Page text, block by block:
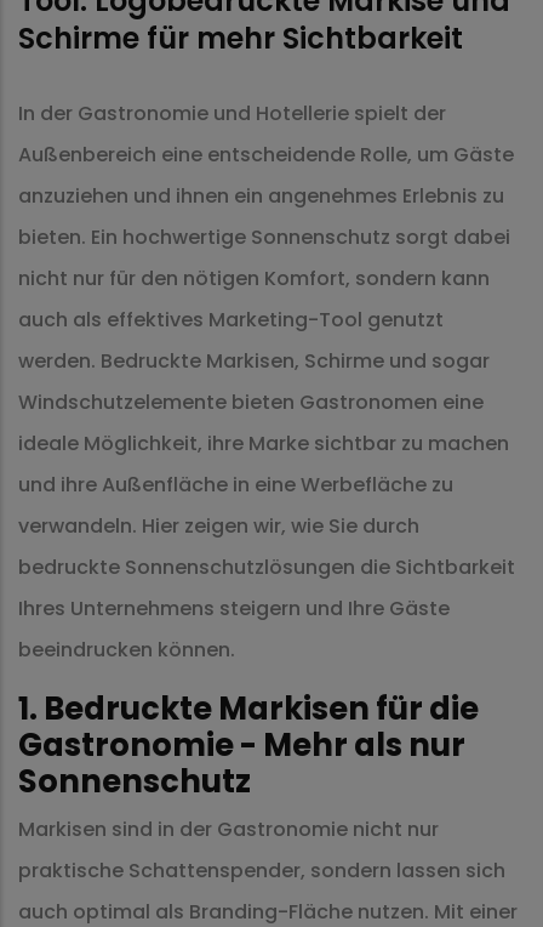
Schirme für mehr Sichtbarkeit
In der Gastronomie und Hotellerie spielt der
Außenbereich eine entscheidende Rolle, um Gäste
anzuziehen und ihnen ein angenehmes Erlebnis zu
bieten. Ein hochwertige Sonnenschutz sorgt dabei
nicht nur für den nötigen Komfort, sondern kann
auch als effektives Marketing-Tool genutzt
werden. Bedruckte Markisen, Schirme und sogar
Windschutzelemente bieten Gastronomen eine
ideale Möglichkeit, ihre Marke sichtbar zu machen
und ihre Außenfläche in eine Werbefläche zu
verwandeln. Hier zeigen wir, wie Sie durch
bedruckte Sonnenschutzlösungen die Sichtbarkeit
Ihres Unternehmens steigern und Ihre Gäste
beeindrucken können.
1. Bedruckte Markisen für die
Gastronomie - Mehr als nur
Sonnenschutz
Markisen sind in der Gastronomie nicht nur
praktische Schattenspender, sondern lassen sich
auch optimal als Branding-Fläche nutzen. Mit einer